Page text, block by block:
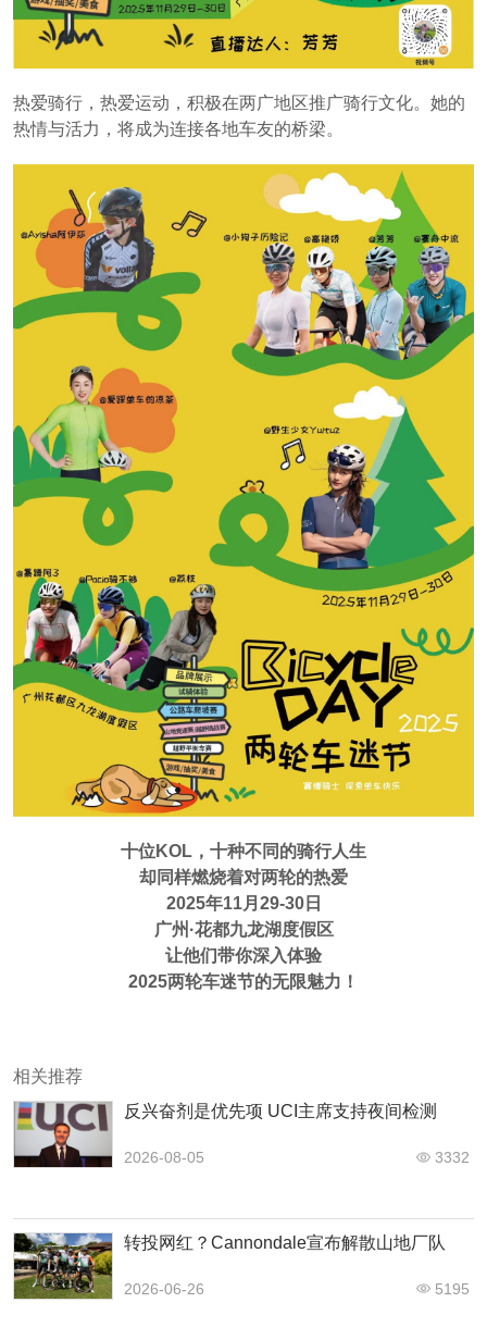
热爱骑行，热爱运动，积极在两广地区推广骑行文化。她的
热情与活力，将成为连接各地车友的桥梁。
十位KOL，十种不同的骑行人生
却同样燃烧着对两轮的热爱
2025年11月29-30日
广州·花都九龙湖度假区
让他们带你深入体验
2025两轮车迷节的无限魅力！
相关推荐
反兴奋剂是优先项 UCI主席支持夜间检测
2026-08-05 3332
转投网红？Cannondale宣布解散山地厂队
2026-06-26 5195